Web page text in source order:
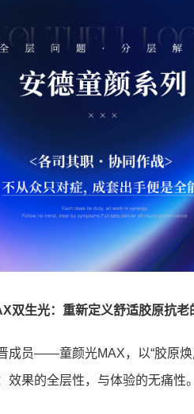
双生光：重新定义舒适胶原抗老
成员——童颜光MAX，以“胶原
效果的全层性，与体验的无痛性。